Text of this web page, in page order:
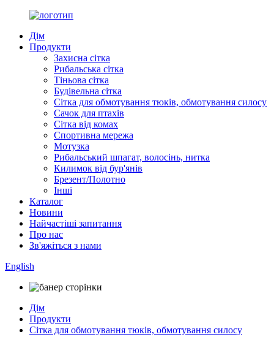
Дім
Продукти
Захисна сітка
Рибальська сітка
Тіньова сітка
Будівельна сітка
Сітка для обмотування тюків, обмотування силосу
Сачок для птахів
Сітка від комах
Спортивна мережа
Мотузка
Рибальський шпагат, волосінь, нитка
Килимок від бур'янів
Брезент/Полотно
Інші
Каталог
Новини
Найчастіші запитання
Про нас
Зв'яжіться з нами
English
Дім
Продукти
Сітка для обмотування тюків, обмотування силосу